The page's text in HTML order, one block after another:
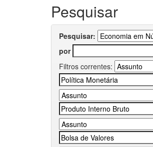
Pesquisar
Pesquisar:
por
Filtros correntes: